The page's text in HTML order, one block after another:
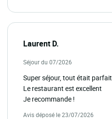
Laurent D.
Séjour du 07/2026
Super séjour, tout était parfait
Le restaurant est excellent
Je recommande !
Avis déposé le 23/07/2026